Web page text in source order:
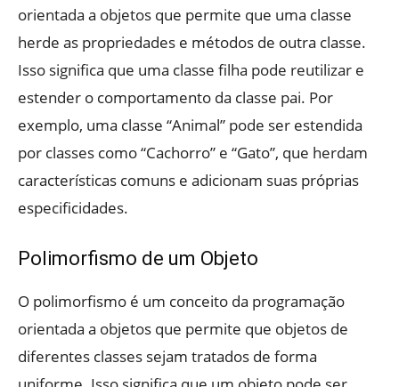
orientada a objetos que permite que uma classe
herde as propriedades e métodos de outra classe.
Isso significa que uma classe filha pode reutilizar e
estender o comportamento da classe pai. Por
exemplo, uma classe “Animal” pode ser estendida
por classes como “Cachorro” e “Gato”, que herdam
características comuns e adicionam suas próprias
especificidades.
Polimorfismo de um Objeto
O polimorfismo é um conceito da programação
orientada a objetos que permite que objetos de
diferentes classes sejam tratados de forma